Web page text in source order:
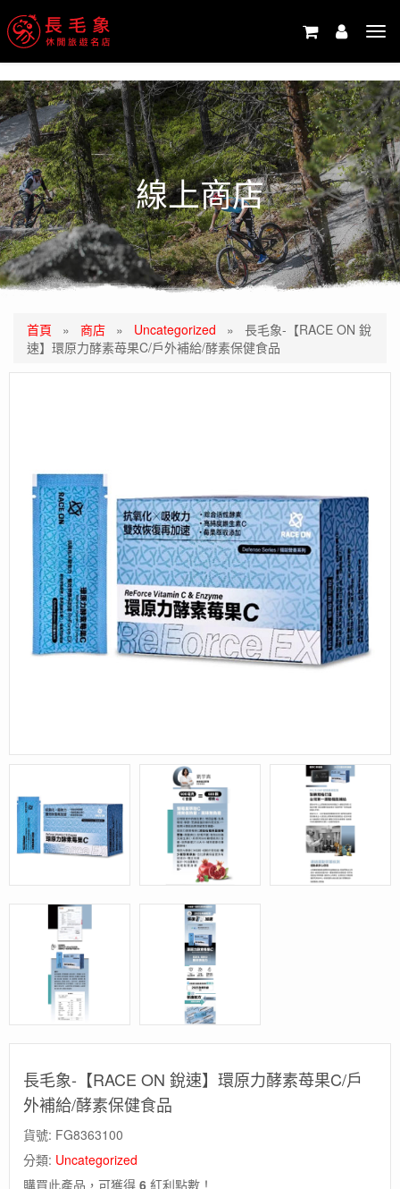
線上商店
首頁 » 商店 » Uncategorized » 長毛象-【RACE ON 銳
速】環原力酵素苺果C/戶外補給/酵素保健食品
長毛象-【RACE ON 銳速】環原力酵素苺果C/戶
外補給/酵素保健食品
貨號: FG8363100
分類: Uncategorized
購買此產品，可獲得 6 紅利點數！